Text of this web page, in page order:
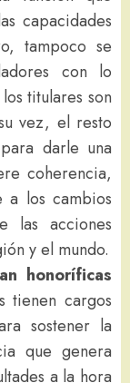
capacidades
tampoco se
con lo
titulares son
vez, el resto
darle una
coherencia,
a los cambios
las acciones
y el mundo.
honoríficas
tienen cargos
sostener la
que genera
a la hora